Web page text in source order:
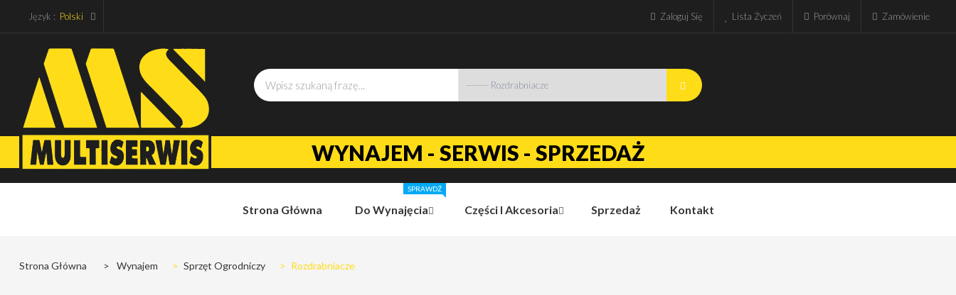
Język : Polski Zaloguj Się Lista Życzeń Porównaj Zamówienie
WYNAJEM - SERWIS - SPRZEDAŻ
Strona Główna Do Wynajęcia
SPRAWDŹ
Części I Akcesoria Sprzedaż Kontakt
Strona Główna > Wynajem > Sprzęt Ogrodniczy > Rozdrabniacze